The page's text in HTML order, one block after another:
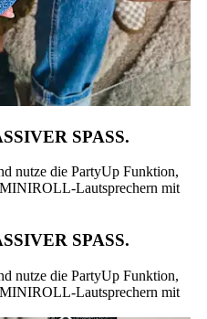
SPASS.
nutze die PartyUp Funktion,
Lautsprechern mit
SPASS.
nutze die PartyUp Funktion,
Lautsprechern mit